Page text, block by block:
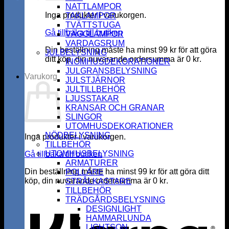
Inga produkter i varukorgen.
Gå tillbaka till butiken
Din beställning måste ha minst99 kr för att göra
ditt köp, din nuvarande ordersumma är 0 kr.
Varukorg
Inga produkter i varukorgen.
Gå tillbaka till butiken
Din beställning måste ha minst99 kr för att göra ditt
köp, din nuvarande ordersumma är 0 kr.
NATTLAMPOR
TAKLAMPOR
TVÄTTSTUGA
VÄGGLAMPOR
VARDAGSRUM
JULBELYSNING
INOMHUSDEKORATIONER
JULGRANSBELYSNING
JULSTJÄRNOR
JULTILLBEHÖR
LJUSSTAKAR
KRANSAR OCH GRANAR
SLINGOR
UTOMHUSDEKORATIONER
NÖDBELYSNING
TILLBEHÖR
UTOMHUSBELYSNING
ARMATURER
POLLARE
STRÅLKASTARE
TILLBEHÖR
TRÄDGÅRDSBELYSNING
DESIGNLIGHT
HAMMARLUNDA
LIGHTSON